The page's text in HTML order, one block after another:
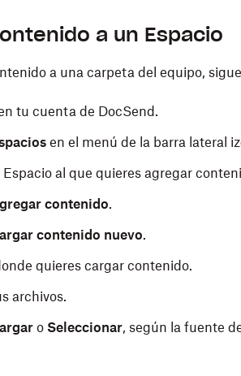
a un Espacio
a una carpeta del equipo,
tu cuenta de DocSend.
en el menú de la barra lateral
al que quieres agregar
contenido.
contenido nuevo.
quieres cargar contenido.
archivos.
o Seleccionar, según la fuente